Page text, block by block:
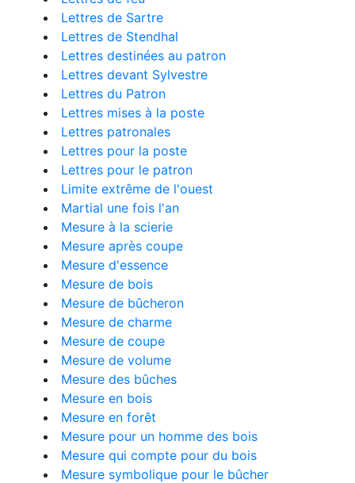
Lettres de Sartre
Lettres de Stendhal
Lettres destinées au patron
Lettres devant Sylvestre
Lettres du Patron
Lettres mises à la poste
Lettres patronales
Lettres pour la poste
Lettres pour le patron
Limite extrême de l'ouest
Martial une fois l'an
Mesure à la scierie
Mesure après coupe
Mesure d'essence
Mesure de bois
Mesure de bûcheron
Mesure de charme
Mesure de coupe
Mesure de volume
Mesure des bûches
Mesure en bois
Mesure en forêt
Mesure pour un homme des bois
Mesure qui compte pour du bois
Mesure symbolique pour le bûcher